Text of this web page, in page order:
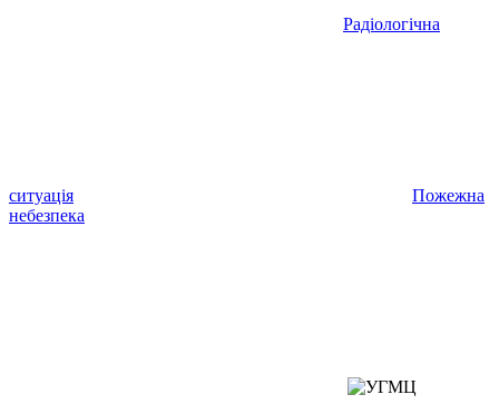
Радіологічна
ситуація
Пожежна
небезпека